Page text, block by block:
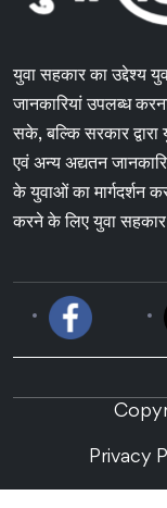
युवा सहकार का उद्देश्य
जानकारियां उपलब्ध
सके, बल्कि सरकार
एवं अन्य अद्यतन
के युवाओं का मार्गदर्शन
करने के लिए युवा सहकार
Privacy